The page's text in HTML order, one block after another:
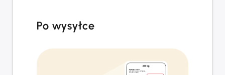
Po wysyłce